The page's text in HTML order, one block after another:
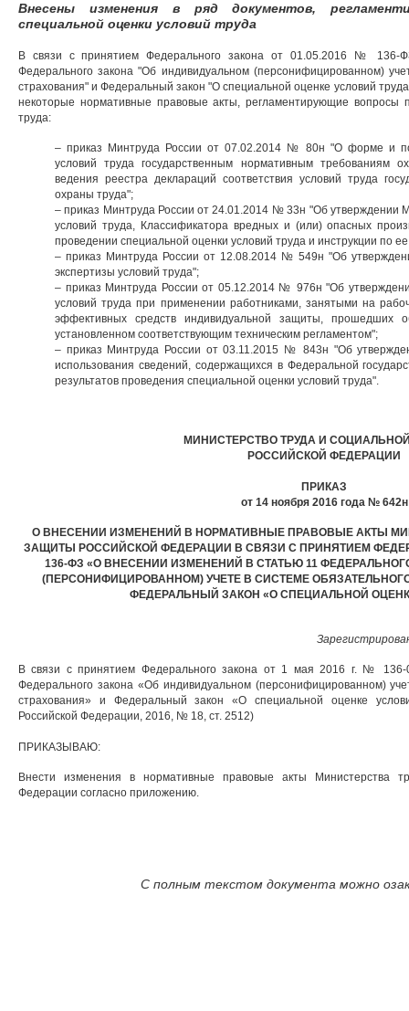
Внесены изменения в ряд документов,
специальной оценки условий труда
В связи с принятием Федерального закона от 01.05.2016 № 136-
Федерального закона "Об индивидуальном (персонифицированном)
страхования" и Федеральный закон "О специальной оценке условий
некоторые нормативные правовые акты, регламентирующие вопросы
труда:
– приказ Минтруда России от 07.02.2014 № 80н "О форме и
условий труда государственным нормативным требованиям
ведения реестра деклараций соответствия условий труда
охраны труда";
– приказ Минтруда России от 24.01.2014 № 33н "Об утверждении
условий труда, Классификатора вредных и (или) опасных
проведении специальной оценки условий труда и инструкции по
– приказ Минтруда России от 12.08.2014 № 549н "Об
экспертизы условий труда";
– приказ Минтруда России от 05.12.2014 № 976н "Об
условий труда при применении работниками, занятыми на
эффективных средств индивидуальной защиты, прошедших
установленном соответствующим техническим регламентом";
– приказ Минтруда России от 03.11.2015 № 843н "Об
использования сведений, содержащихся в Федеральной
результатов проведения специальной оценки условий труда".
МИНИСТЕРСТВО ТРУДА И
РОССИЙСКОЙ ФЕДЕРАЦИИ
ПРИКАЗ
от 14 ноября 2016 года № 642н
О ВНЕСЕНИИ ИЗМЕНЕНИЙ В НОРМАТИВНЫЕ ПРАВОВЫЕ АКТЫ
ЗАЩИТЫ РОССИЙСКОЙ ФЕДЕРАЦИИ В СВЯЗИ С ПРИНЯТИЕМ
136-ФЗ «О ВНЕСЕНИИ ИЗМЕНЕНИЙ В СТАТЬЮ 11
(ПЕРСОНИФИЦИРОВАННОМ) УЧЕТЕ В СИСТЕМЕ
ФЕДЕРАЛЬНЫЙ ЗАКОН «О СПЕЦИАЛЬНОЙ
В связи с принятием Федерального закона от 1 мая 2016 г. №
Федерального закона «Об индивидуальном (персонифицированном)
страхования» и Федеральный закон «О специальной оценке
Российской Федерации, 2016, № 18, ст. 2512)
ПРИКАЗЫВАЮ:
Внести изменения в нормативные правовые акты Министерства
Федерации согласно приложению.
С полным текстом документа можно